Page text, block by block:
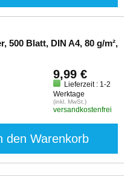
500 Blatt, DIN A4, 80 g/m²,
9,99 €
Lieferzeit : 1-2
Werktage
(inkl. MwSt.)
versandkostenfrei
den Warenkorb